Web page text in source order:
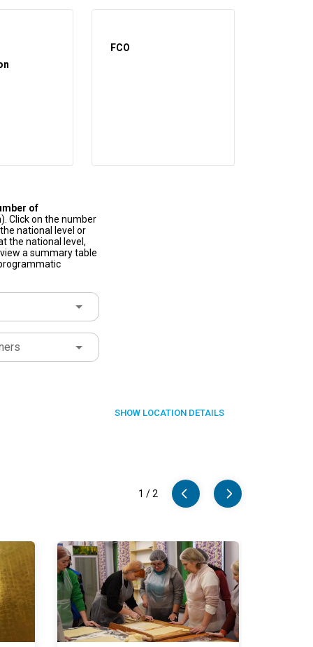
FCO
of
Click on the number
national level or
the national level,
a summary table
SHOW LOCATION DETAILS
1 /2